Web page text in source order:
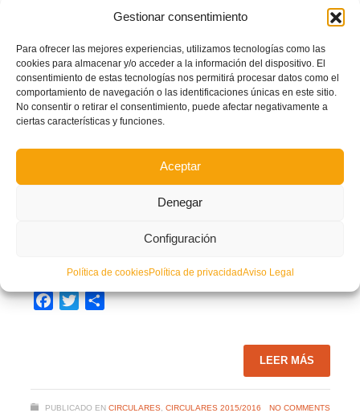
Gestionar consentimiento
Para ofrecer las mejores experiencias, utilizamos tecnologías como las
cookies para almacenar y/o acceder a la información del dispositivo. El
consentimiento de estas tecnologías nos permitirá procesar datos como el
comportamiento de navegación o las identificaciones únicas en este sitio.
No consentir o retirar el consentimiento, puede afectar negativamente a
ciertas características y funciones.
Aceptar
Denegar
Configuración
Política de cookiesPolítica de privacidadAviso Legal
TwitterCompartir
LEER MÁS
Circular nº 4, Fase Territorial Copa RFEF
VIERNES, 21 AGOSTO 2015 PORRESPONSABLE TI
Circular nº 4, Fase Territorial Copa RFEF
Facebook
TwitterCompartir
LEER MÁS
PUBLICADO EN CIRCULARES, CIRCULARES 2015/2016 NO COMMENTS